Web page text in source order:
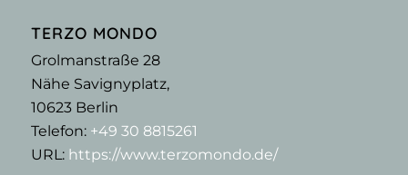
TERZO MONDO
Grolmanstraße 28
Nähe Savignyplatz,
10623Berlin
Telefon: +49 30 8815261
URL: https://www.terzomondo.de/